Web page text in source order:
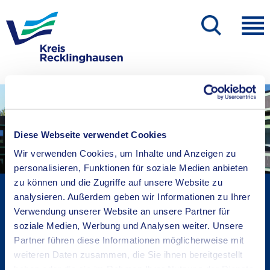
Diese Webseite verwendet Cookies
Wir verwenden Cookies, um Inhalte und Anzeigen zu
personalisieren, Funktionen für soziale Medien anbieten
zu können und die Zugriffe auf unsere Website zu
analysieren. Außerdem geben wir Informationen zu Ihrer
Verwendung unserer Website an unsere Partner für
soziale Medien, Werbung und Analysen weiter. Unsere
Partner führen diese Informationen möglicherweise mit
weiteren Daten zusammen, die Sie ihnen bereitgestellt
Kreisverwaltung A-Z
Bekanntmachungen
Ortsrecht
Karriere beim Kreis
Bürger-, Ideen- und Beschwerdecenter